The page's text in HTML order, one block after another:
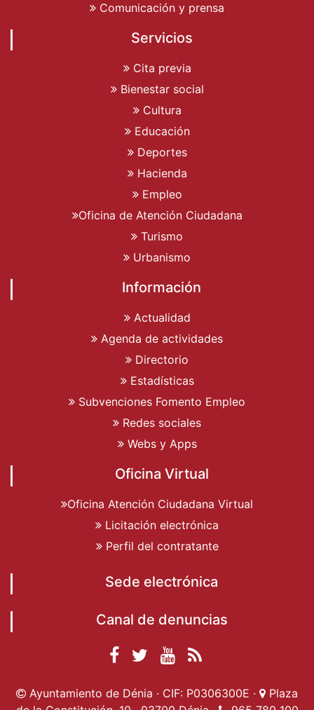
Comunicación y prensa
Servicios
Cita previa
Bienestar social
Cultura
Educación
Deportes
Hacienda
Empleo
Oficina de Atención Ciudadana
Turismo
Urbanismo
Información
Actualidad
Agenda de actividades
Directorio
Estadísticas
Subvenciones Fomento Empleo
Redes sociales
Webs y Apps
Oficina Virtual
Oficina Atención Ciudadana Virtual
Licitación electrónica
Perfil del contratante
Sede electrónica
Canal de denuncias
Facebook
Ayuntamiento de
Ayuntamiento de
Ayuntamiento
Actualidad
Ayuntamiento de Dénia · CIF: P0306300E ·
Plaza